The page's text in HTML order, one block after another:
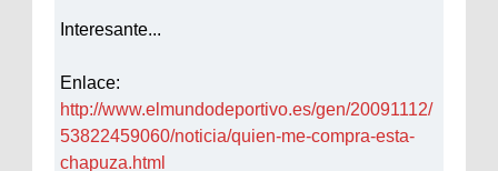
Interesante...
Enlace:
http://www.elmundodeportivo.es/gen/20091112/
53822459060/noticia/quien-me-compra-esta-
chapuza.html